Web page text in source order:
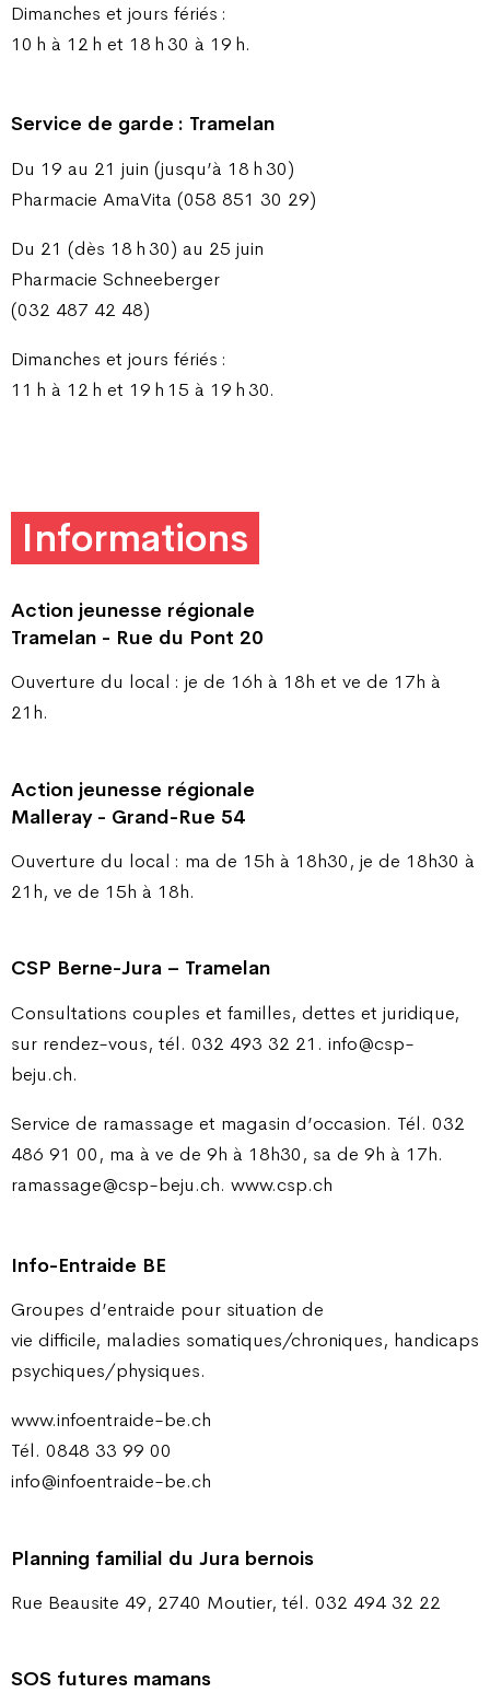
Dimanches et jours fériés :
10 h à 12 h et 18 h 30 à 19 h.
Service de garde : Tramelan
Du 19 au 21 juin (jusqu’à 18 h 30)
Pharmacie AmaVita (058 851 30 29)
Du 21 (dès 18 h 30) au 25 juin
Pharmacie Schneeberger
(032 487 42 48)
Dimanches et jours fériés :
11 h à 12 h et 19 h 15 à 19 h 30.
Informations
Action jeunesse régionale
Tramelan - Rue du Pont 20
Ouverture du local : je de 16h à 18h et ve de 17h à
21h.
Action jeunesse régionale
Malleray - Grand-Rue 54
Ouverture du local : ma de 15h à 18h30, je de 18h30 à
21h, ve de 15h à 18h.
CSP Berne-Jura – Tramelan
Consultations couples et familles, dettes et juridique,
sur rendez-vous, tél. 032 493 32 21. info@csp-
beju.ch.
Service de ramassage et magasin d’occasion. Tél. 032
486 91 00, ma à ve de 9h à 18h30, sa de 9h à 17h.
ramassage@csp-beju.ch. www.csp.ch
Info-Entraide BE
Groupes d’entraide pour situation de
vie difficile, maladies somatiques/chroniques, handicaps
psychiques/physiques.
www.infoentraide-be.ch
Tél. 0848 33 99 00
info@infoentraide-be.ch
Planning familial du Jura bernois
Rue Beausite 49, 2740 Moutier, tél. 032 494 32 22
SOS futures mamans